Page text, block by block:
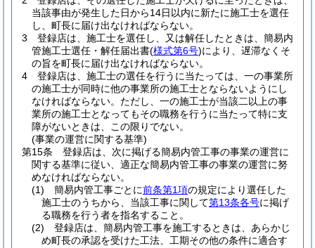
当該事由が発生した日から14日以内に新たに施工士を選任
し、町長に届け出なければならない。
3
登録店は、施工士を選任し、又は解任したときは、簡易内
管施工士選任・解任届出書(様式第6号)により、遅滞なくそ
の旨を町長に届け出なければならない。
4
登録店は、施工士の選任を行うに当たっては、一の事業所
の施工士が同時に他の事業所の施工士とならないようにし
なければならない。 ただし、一の施工士が当該二以上の事
業所の施工士となってもその職務を行うに当たって特に支
障がないときは、この限りでない。
(事業の運営に関する基準)
第15条
登録店は、次に掲げる簡易内管工事の事業の運営に
関する基準に従い、適正な簡易内管工事の事業の運営に努
めなければならない。
(1)
簡易内管工事ごとに前条第1項の規定により選任した
施工士のうちから、当該工事に関して第13条各号に掲げ
る職務を行う者を指名すること。
(2)
登録店は、簡易内管工事を施工するときは、あらかじ
め町長の承認を受けた工法、工期その他の条件に適合す